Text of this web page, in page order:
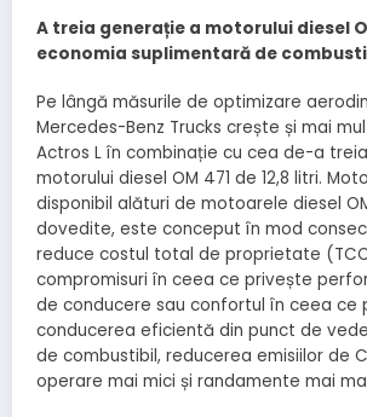
A treia generație a motorului diesel
economia suplimentară de
Pe lângă măsurile de optimizare
Mercedes-Benz Trucks crește și mai
Actros L în combinație cu cea de-a
motorului diesel OM 471 de 12,8 litri.
disponibil alături de motoarele diesel
dovedite, este conceput în mod
reduce costul total de proprietate
compromisuri în ceea ce privește
de conducere sau confortul în ceea ce
conducerea eficientă din punct de
de combustibil, reducerea emisiilor de
operare mai mici și randamente mai